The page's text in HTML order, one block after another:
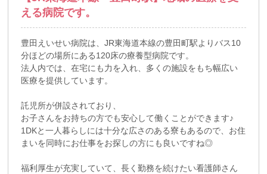
える病院です。
豊田えいせい病院は、JR東海道本線の豊田町駅よりバス10
分ほどの場所にある120床の療養型病院です。
法人内では、在宅にも力を入れ、多くの施設をもち幅広い
医療を提供しています。
託児所が併設されており、
お子さんをお持ちの方でも安心して働くことができます♪
1DKと一人暮らしには十分な広さのある寮もあるので、お住
まいを同時にお仕事をお探しの方にも良いですね◎
福利厚生が充実していて、長く勤務を続けたい看護師さん